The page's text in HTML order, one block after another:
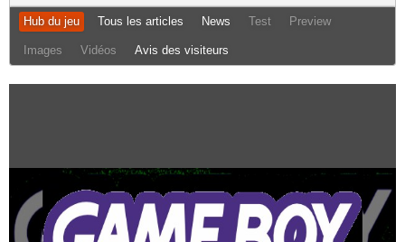
Hub du jeu Tous les articles News Test Preview
Images Vidéos Avis des visiteurs